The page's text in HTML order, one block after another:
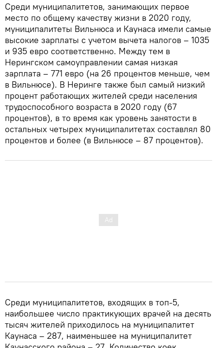
Среди муниципалитетов, занимающих первое
место по общему качеству жизни в 2020 году,
муниципалитеты Вильнюса и Каунаса имели самые
высокие зарплаты с учетом вычета налогов – 1035
и 935 евро соответственно. Между тем в
Нерингском самоуправлении самая низкая
зарплата – 771 евро (на 26 процентов меньше, чем
в Вильнюсе). В Неринге также был самый низкий
процент работающих жителей среди населения
трудоспособного возраста в 2020 году (67
процентов), в то время как уровень занятости в
остальных четырех муниципалитетах составлял 80
процентов и более (в Вильнюсе – 87 процентов).
Среди муниципалитетов, входящих в топ-5,
наибольшее число практикующих врачей на десять
тысяч жителей приходилось на муниципалитет
Каунаса – 287, наименьшее на муниципалитет